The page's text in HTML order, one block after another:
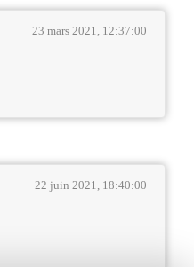
23 mars 2021, 12:37:00
22 juin 2021, 18:40:00